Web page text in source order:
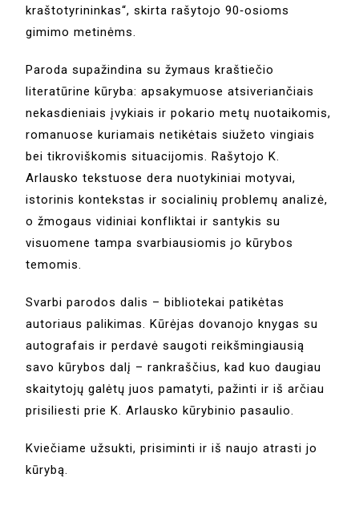
kraštotyrininkas“, skirta rašytojo 90‑osioms
gimimo metinėms.
Paroda supažindina su žymaus kraštiečio
literatūrine kūryba: apsakymuose atsiveriančiais
nekasdieniais įvykiais ir pokario metų nuotaikomis,
romanuose kuriamais netikėtais siužeto vingiais
bei tikroviškomis situacijomis. Rašytojo K.
Arlausko tekstuose dera nuotykiniai motyvai,
istorinis kontekstas ir socialinių problemų analizė,
o žmogaus vidiniai konfliktai ir santykis su
visuomene tampa svarbiausiomis jo kūrybos
temomis.
Svarbi parodos dalis – bibliotekai patikėtas
autoriaus palikimas. Kūrėjas dovanojo knygas su
autografais ir perdavė saugoti reikšmingiausią
savo kūrybos dalį – rankraščius, kad kuo daugiau
skaitytojų galėtų juos pamatyti, pažinti ir iš arčiau
prisiliesti prie K. Arlausko kūrybinio pasaulio.
Kviečiame užsukti, prisiminti ir iš naujo atrasti jo
kūrybą.